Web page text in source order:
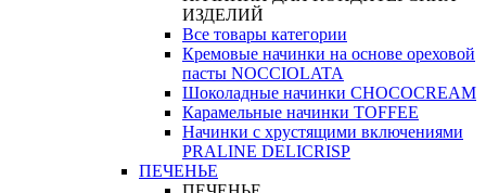
ИЗДЕЛИЙ
Все товары категории
Кремовые начинки на основе ореховой
пасты NOCCIOLATA
Шоколадные начинки CHOCOCREAM
Карамельные начинки TOFFEE
Начинки с хрустящими включениями
PRALINE DELICRISP
ПЕЧЕНЬЕ